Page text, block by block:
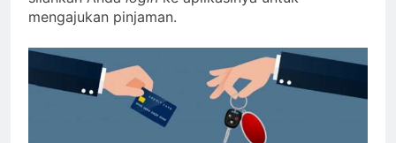
mengajukan pinjaman.